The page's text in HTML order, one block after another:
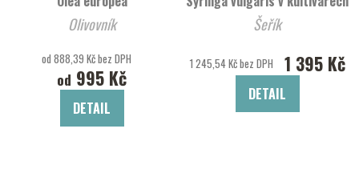
Olivovník
od 888,39 Kč bez DPH
od 995 Kč
DETAIL
Šeřík
1 245,54 Kč bez DPH 1 395 Kč
DETAIL